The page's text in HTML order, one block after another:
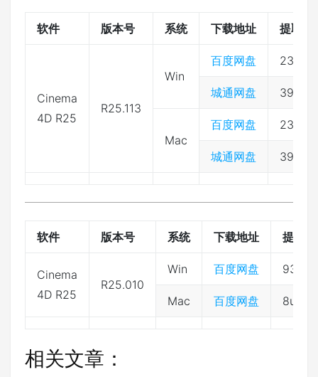
软件 版本号 系统 下载地址 提取码
Cinema
4D R25
R25.113
Win
百度网盘 2333
城通网盘
Mac
百度网盘 2333
城通网盘
软件 版本号 系统 下载地址 提取码
Cinema
4D R25
R25.010
Win 百度网盘 93ji
Mac 百度网盘 8umq
相关文章：